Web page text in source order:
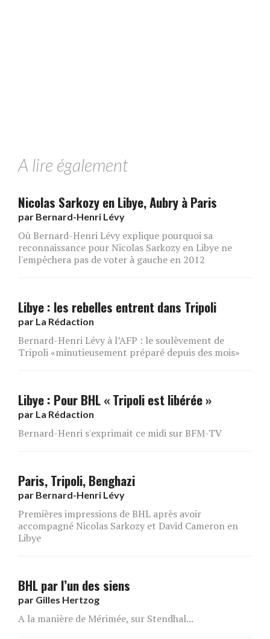
A lire également
Nicolas Sarkozy en Libye, Aubry à Paris
par Bernard-Henri Lévy
Où Bernard-Henri Lévy explique pourquoi sa
reconnaissance pour Nicolas Sarkozy en Libye ne
l'empêchera pas de voter à gauche en 2012
Libye : les rebelles entrent dans Tripoli
par La Rédaction
Bernard-Henri Lévy à l’AFP : le soulèvement de
Tripoli «minutieusement préparé depuis des mois»
Libye : Pour BHL « Tripoli est libérée »
par La Rédaction
Bernard-Henri s'exprimait ce midi sur BFM-TV
Paris, Tripoli, Benghazi
par Bernard-Henri Lévy
Premières impressions de BHL après avoir
accompagné Nicolas Sarkozy et David Cameron en
Libye
BHL par l’un des siens
par Gilles Hertzog
A la manière de Mérimée, sur Stendhal...